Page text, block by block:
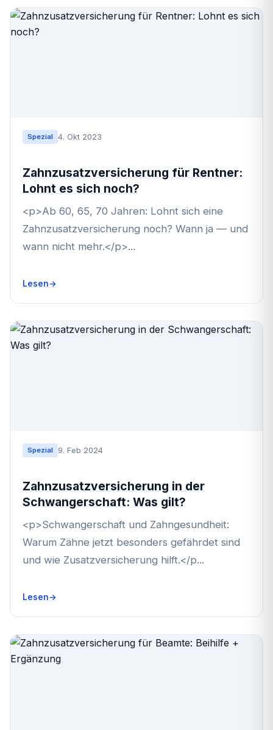
Spezial 4. Okt 2023
Zahnzusatzversicherung für Rentner:
Lohnt es sich noch?
<p>Ab 60, 65, 70 Jahren: Lohnt sich eine
Zahnzusatzversicherung noch? Wann ja — und
wann nicht mehr.</p>...
Lesen
Spezial 9. Feb 2024
Zahnzusatzversicherung in der
Schwangerschaft: Was gilt?
<p>Schwangerschaft und Zahngesundheit:
Warum Zähne jetzt besonders gefährdet sind
und wie Zusatzversicherung hilft.</p...
Lesen